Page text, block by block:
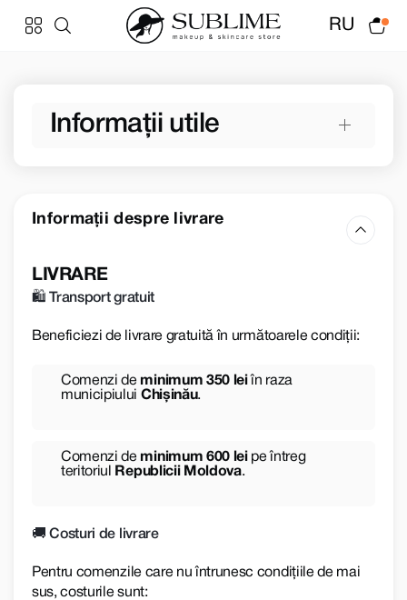
RU
Informații utile
Informații despre livrare
LIVRARE
🛍️ Transport gratuit
Beneficiezi de livrare gratuită în următoarele condiții:
Comenzi de minimum 350 leiîn raza
municipiului Chișinău.
Comenzi de minimum 600 leipe întreg
teritoriul
Republicii Moldova.
🚚 Costuri de livrare
Pentru comenzile care nu întrunesc condițiile de mai
sus, costurile sunt: